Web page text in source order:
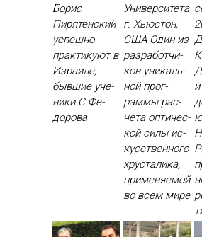
Борис
Пирятенский
ус­пешно
прак­ти­ку­ют в
Из­ра­иле,
быв­шие уче­
ники С.Фе­
доро­ва
Университета
г. Хьюстон,
США Один из
раз­ра­бот­чи­
ков уни­каль­
ной прог­
раммы рас­
че­та оп­ти­чес­
кой си­лы ис­
кусс­твен­но­го
хрус­та­лика,
при­меня­емой
во всем ми­ре